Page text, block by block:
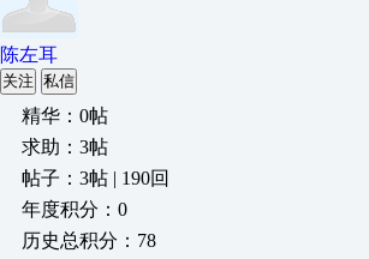
陈左耳
关注 私信
精华：0帖
求助：3帖
帖子：3帖 | 190回
年度积分：0
历史总积分：78